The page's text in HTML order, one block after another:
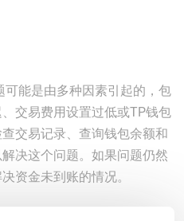
能是由多种因素引起的，包
交易费用设置过低或TP钱包
交易记录、查询钱包余额和
决这个问题。如果问题仍然
资金未到账的情况。